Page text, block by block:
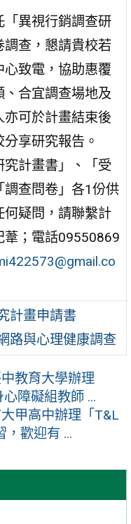
「異視行銷調查研
調查，懇請貴校若
致電，協助惠覆
合宜調查場地及
可於計畫結束後
享研究報告。
計畫書」、「受
查問卷」各1份供
何疑問，請聯繫計
葦；電話09550869
計畫申請書
路與心理健康調查
教育大學辦理
障礙組教師 ...
甲高中辦理「T&L
，歡迎有 ...